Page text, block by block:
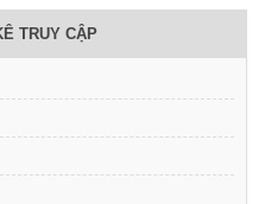
TRUY CẬP